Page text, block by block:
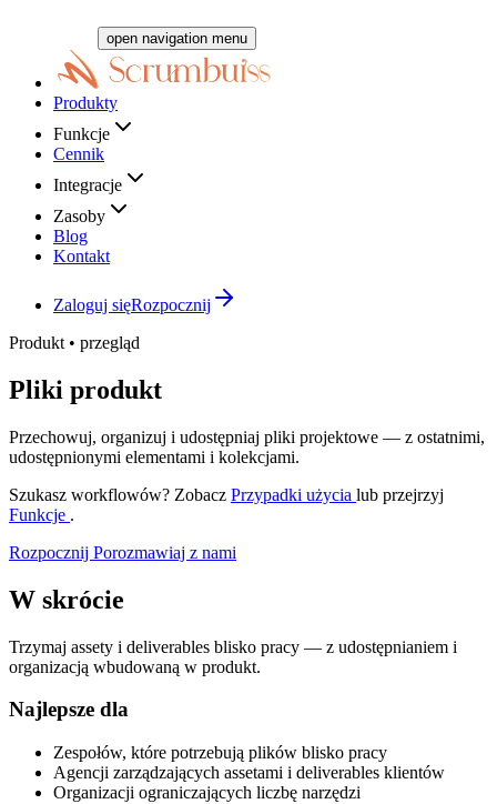
open navigation menu
Produkty
Funkcje
Cennik
Integracje
Zasoby
Blog
Kontakt
Zaloguj sięRozpocznij
Produkt • przegląd
Pliki produkt
Przechowuj, organizuj i udostępniaj pliki projektowe — z ostatnimi,
udostępnionymi elementami i kolekcjami.
Szukasz workflowów? Zobacz Przypadki użycia lub przejrzyj
Funkcje .
Rozpocznij Porozmawiaj z nami
W skrócie
Trzymaj assety i deliverables blisko pracy — z udostępnianiem i
organizacją wbudowaną w produkt.
Najlepsze dla
Zespołów, które potrzebują plików blisko pracy
Agencji zarządzających assetami i deliverables klientów
Organizacji ograniczających liczbę narzędzi